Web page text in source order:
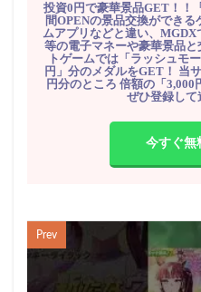
投資0円で豪華景品GET！！
間OPENの景品交換ができ
ムアプリなどと違い、MGDX
等の電子マネーや豪華景品
トゲームでは「ラッシュモ
円」分のメダルをGET！ 当
円分のところ 倍額の「3,000
ぜひ登録して
今すぐ無
Prev